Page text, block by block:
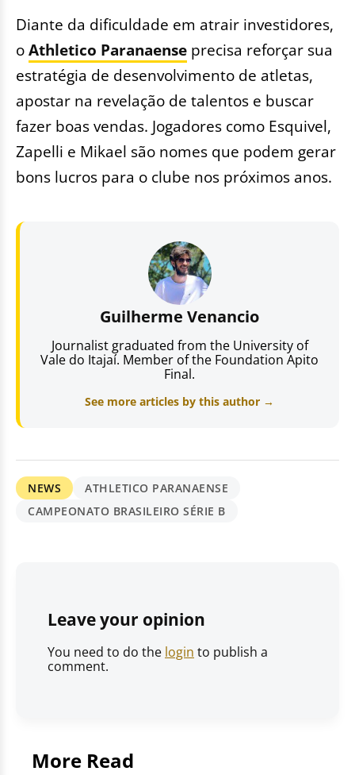
Diante da dificuldade em atrair investidores,
oAthletico Paranaense precisa reforçar sua
estratégia de desenvolvimento de atletas,
apostar na revelação de talentos e buscar
fazer boas vendas. Jogadores como Esquivel,
Zapelli e Mikael são nomes que podem gerar
bons lucros para o clube nos próximos anos.
Guilherme Venancio
Journalist graduated from the University of
Vale do Itajaí. Member of the Foundation Apito
Final.
See more articles by this author →
NEWS
ATHLETICO PARANAENSE
CAMPEONATO BRASILEIRO SÉRIE B
Leave your opinion
You need to do the login to publish a
comment.
More Read